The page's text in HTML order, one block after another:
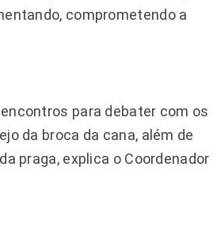
comprometendo a
para debater com os
da broca da cana, além de
praga, explica o Coordenador